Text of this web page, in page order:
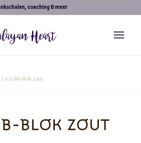
coaching & meer
/ scrubb-blok zout
BLOK ZOUT